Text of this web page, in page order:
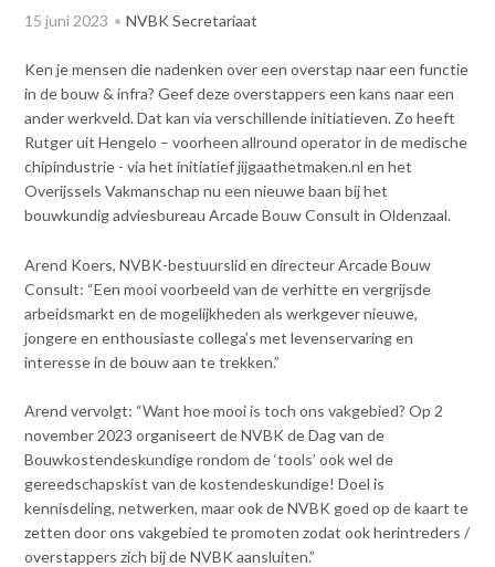
u
p
t
o
m
a
i
n
o
n
t
e
n
15 juni 2023 NVBK Secretariaat
Ken je mensen die nadenken over een overstap naar een functie
in de bouw & infra? Geef deze overstappers een kans naar een
ander werkveld. Dat kan via verschillende initiatieven. Zo heeft
Rutger uit Hengelo – voorheen allround operator in de medische
chipindustrie - via het initiatief jijgaathetmaken.nl en het
Overijssels Vakmanschap nu een nieuwe baan bij het
bouwkundig adviesbureau Arcade Bouw Consult in Oldenzaal.
Arend Koers, NVBK-bestuurslid en directeur Arcade Bouw
Consult: “Een mooi voorbeeld van de verhitte en vergrijsde
arbeidsmarkt en de mogelijkheden als werkgever nieuwe,
jongere en enthousiaste collega’s met levenservaring en
interesse in de bouw aan te trekken.”
Arend vervolgt: “Want hoe mooi is toch ons vakgebied? Op 2
november 2023 organiseert de NVBK de Dag van de
Bouwkostendeskundige rondom de ‘tools’ ook wel de
gereedschapskist van de kostendeskundige! Doel is
kennisdeling, netwerken, maar ook de NVBK goed op de kaart te
zetten door ons vakgebied te promoten zodat ook herintreders /
overstappers zich bij de NVBK aansluiten.”
levensduurkosten
Nieuwsarchief
Artikelen
Verenigingsdocumenten
Columns Bernd Karstenberg
Opleiding & Carrière
Partners
Actualiteit
Contact
Inloggen mijn NVBK
Contact
Zoek